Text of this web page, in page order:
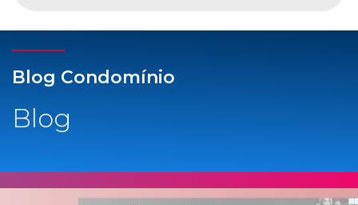
Blog Condomínio
Blog